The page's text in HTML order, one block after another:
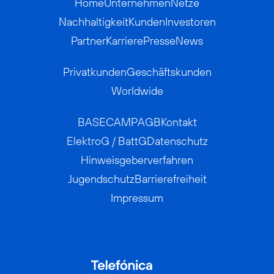
NachhaltigkeitKundenInvestoren
PartnerKarrierePresseNews
PrivatkundenGeschäftskunden
Worldwide
BASECAMPAGBKontakt
ElektroG / BattGDatenschutz
Hinweisgeberverfahren
JugendschutzBarrierefreiheit
Impressum